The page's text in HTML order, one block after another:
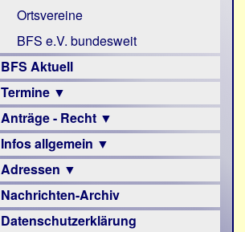
Ortsvereine
BFS e.V. bundesweit
BFS Aktuell
Termine ▼
Veranstaltungsprogramme
Anträge - Recht ▼
Archiv
Urteile
Infos allgemein ▼
Sehbehinderung
Frühförderung
Schule
Adressen ▼
Augenoptiker
Berufsbildungswerke
Nachrichten-Archiv
Datenschutzerklärung